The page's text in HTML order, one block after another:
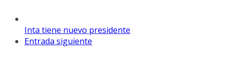
Inta tiene nuevo presidente
Entrada siguiente